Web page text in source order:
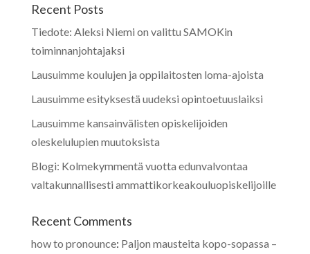
Recent Posts
Tiedote: Aleksi Niemi on valittu SAMOKin
toiminnanjohtajaksi
Lausuimme koulujen ja oppilaitosten loma-ajoista
Lausuimme esityksestä uudeksi opintoetuuslaiksi
Lausuimme kansainvälisten opiskelijoiden
oleskelulupien muutoksista
Blogi: Kolmekymmentä vuotta edunvalvontaa
valtakunnallisesti ammattikorkeakouluopiskelijoille
Recent Comments
how to pronounce: Paljon mausteita kopo-sopassa –